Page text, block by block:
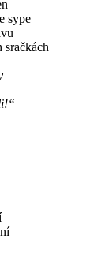
sype
sračkách